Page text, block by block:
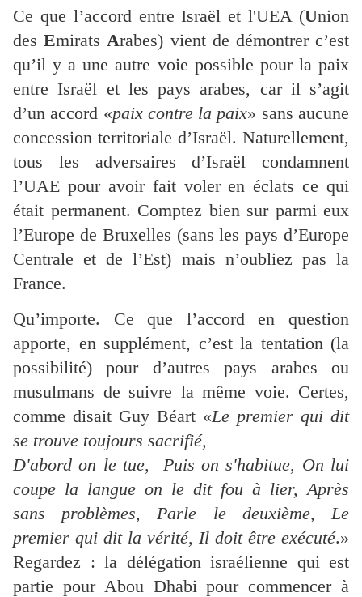
Ce que l’accord entre Israël et l'UEA (Union
desEmiratsArabes) vient de démontrer c’est
qu’il y a une autre voie possible pour la paix
entre Israël et les pays arabes, car il s’agit
d’un accord «paix contre la paix» sans aucune
concession territoriale d’Israël. Naturellement,
tous les adversaires d’Israël condamnent
l’UAE pour avoir fait voler en éclats ce qui
était permanent. Comptez bien sur parmi eux
l’Europe de Bruxelles (sans les pays d’Europe
Centrale et de l’Est) mais n’oubliez pas la
France.
Qu’importe. Ce que l’accord en question
apporte, en supplément, c’est la tentation (la
possibilité) pour d’autres pays arabes ou
musulmans de suivre la même voie. Certes,
comme disait Guy Béart «Le premier qui dit
se trouve toujours sacrifié,
D'abord on le tue, Puis on s'habitue, On lui
coupe la langue on le dit fou à lier, Après
sans problèmes, Parle le deuxième, Le
premier qui dit la vérité, Il doit être exécuté.»
Regardez : la délégation israélienne qui est
partie pour Abou Dhabi pour commencer à